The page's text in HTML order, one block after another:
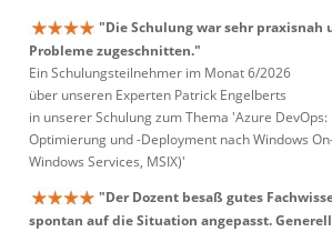
"Die Schulung war sehr praxisnah
Probleme zugeschnitten."
Ein Schulungsteilnehmer im Monat 6/2026
über unseren Experten Patrick Engelberts
in unserer Schulung zum Thema 'Azure DevOps:
Optimierung und -Deployment nach Windows
Windows Services, MSIX)'
"Der Dozent besaß gutes
spontan auf die Situation angepasst.